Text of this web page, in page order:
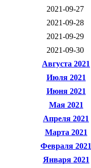
2021-09-27
2021-09-28
2021-09-29
2021-09-30
Августа 2021
Июля 2021
Июня 2021
Мая 2021
Апреля 2021
Марта 2021
Февраля 2021
Января 2021